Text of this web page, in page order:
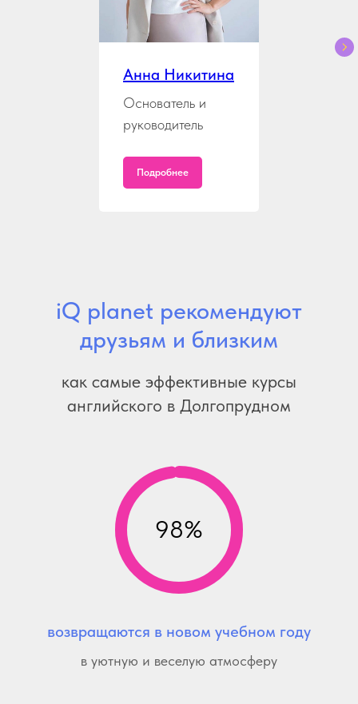
Анна Никитина
Основатель и
руководитель
Подробнее
iQ planet рекомендуют
друзьям и близким
как самые эффективные курсы
английского в Долгопрудном
98%
возвращаются в новом учебном году
в уютную и веселую атмосферу